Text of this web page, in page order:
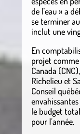
de l’eau » a
se terminer
inclut une
En
projet
Canada
Richelieu et
Conseil
le budget
pour l’année.